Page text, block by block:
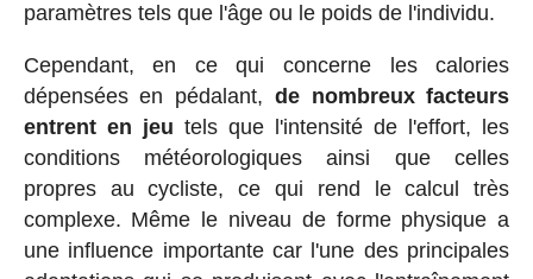
paramètres tels que l'âge ou le poids de l'individu.
Cependant, en ce qui concerne les calories
dépensées en pédalant, de nombreux facteurs
entrent en jeu tels que l'intensité de l'effort, les
conditions météorologiques ainsi que celles
propres au cycliste, ce qui rend le calcul très
complexe. Même le niveau de forme physique a
une influence importante car l'une des principales